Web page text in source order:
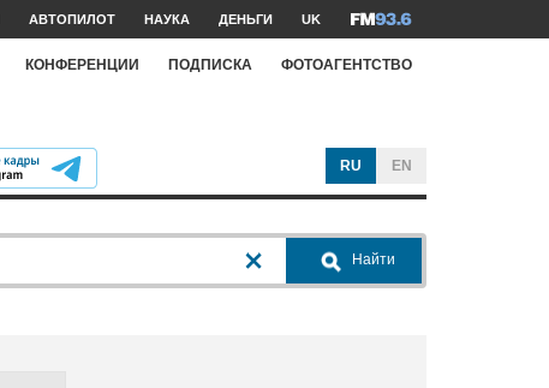
АВТОПИЛОТ НАУКА ДЕНЬГИ UK
КОНФЕРЕНЦИИ ПОДПИСКА ФОТОАГЕНТСТВО
RU EN
Найти